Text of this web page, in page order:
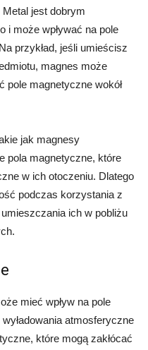
jest dobrym
i może wpływać na pole
przykład, jeśli umieścisz
magnes może
pole magnetyczne wokół
jak magnesy
pola magnetyczne, które
w ich otoczeniu. Dlatego
podczas korzystania z
ich w pobliżu
mieć wpływ na pole
atmosferyczne
które mogą zakłócać